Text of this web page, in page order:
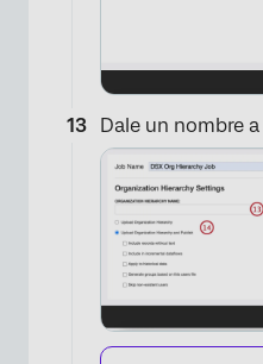
Dale un nombre